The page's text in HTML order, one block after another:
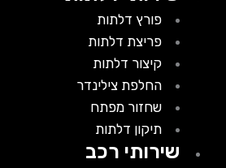
פורץ דלתות
פריצת דלתות
קיצור דלתות
החלפת צילינדר
שחזור מפתח
תיקון דלתות
שירותי רכב